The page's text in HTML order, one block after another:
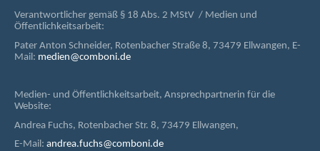
Verantwortlicher gemäß § 18 Abs. 2 MStV / Medien und
Öffentlichkeitsarbeit:
Pater Anton Schneider, Rotenbacher Straße 8, 73479 Ellwangen, E-
Mail: medien@comboni.de
Medien- und Öffentlichkeitsarbeit, Ansprechpartnerin für die
Website:
Andrea Fuchs, Rotenbacher Str. 8, 73479 Ellwangen,
E-Mail: andrea.fuchs@comboni.de